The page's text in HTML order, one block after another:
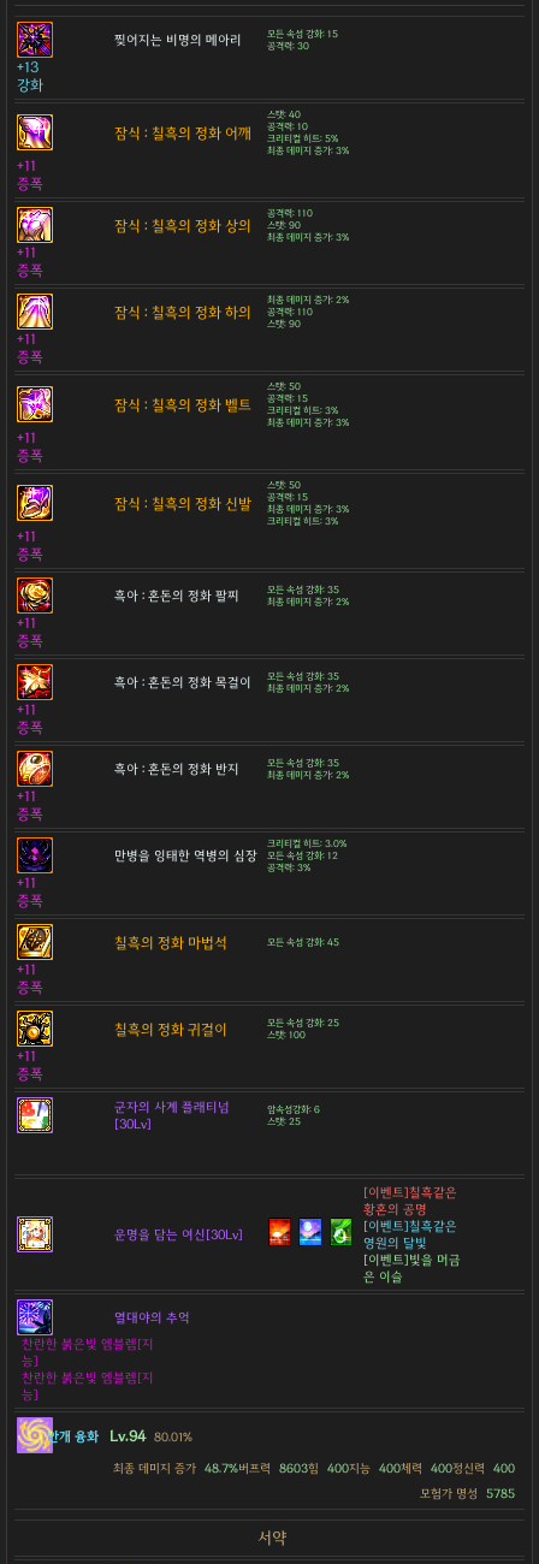
찢어지는 비명의 메아리
모든 속성 강화: 15
공격력: 30
+13
강화
잠식 : 칠흑의 정화 어깨
스탯: 40
공격력: 10
크리티컬 히트: 5%
최종 데미지 증가: 3%
+11
증폭
잠식 : 칠흑의 정화 상의
공격력: 110
스탯: 90
최종 데미지 증가: 3%
+11
증폭
잠식 : 칠흑의 정화 하의
최종 데미지 증가: 2%
공격력: 110
스탯: 90
+11
증폭
잠식 : 칠흑의 정화 벨트
스탯: 50
공격력: 15
크리티컬 히트: 3%
최종 데미지 증가: 3%
+11
증폭
잠식 : 칠흑의 정화 신발
스탯: 50
공격력: 15
최종 데미지 증가: 3%
크리티컬 히트: 3%
+11
증폭
흑아 : 혼돈의 정화 팔찌
모든 속성 강화: 35
최종 데미지 증가: 2%
+11
증폭
흑아 : 혼돈의 정화 목걸이
모든 속성 강화: 35
최종 데미지 증가: 2%
+11
증폭
흑아 : 혼돈의 정화 반지
모든 속성 강화: 35
최종 데미지 증가: 2%
+11
증폭
만병을 잉태한 역병의 심장
크리티컬 히트: 3.0%
모든 속성 강화: 12
공격력: 3%
+11
증폭
칠흑의 정화 마법석 모든 속성 강화: 45
+11
증폭
칠흑의 정화 귀걸이
모든 속성 강화: 25
스탯: 100
+11
증폭
군자의 사계 플래티넘
[30Lv]
암속성강화: 6
스탯: 25
운명을 담는 여신[30Lv]
[이벤트]칠흑같은
황혼의 공명
[이벤트]칠흑같은
영원의 달빛
[이벤트]빛을 머금
은 이슬
열대야의 추억
찬란한 붉은빛 엠블렘[지
능]
찬란한 붉은빛 엠블렘[지
능]
안개 융화 Lv.94 80.01%
최종 데미지 증가 48.7%버프력 8603힘 400지능 400체력 400정신력
400
모험가 명성
5785
서약